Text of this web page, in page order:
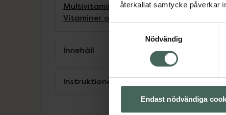
återkallat samtycke påverkar
Nödvändig
Endast nödvändiga
Multivitamin
Omega 3 och fettsyror
Vitaminer och mineraler
Innehåll
Instruktioner